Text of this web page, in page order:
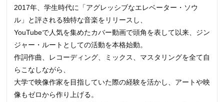
2017年、学生時代に「アグレッシブなエレベーター・ソウ
ル」と評される独特な音楽をリリースし、
YouTubeで人気を集めたカバー動画で頭角を表して以来、ジン
ジャー・ルートとしての活動を本格始動。
作詞作曲、レコーディング、ミックス、マスタリングを全て自
らこなしながら、
大学で映像作家を目指していた際の経験を活かし、アートや映
像もゼロから作り上げる。